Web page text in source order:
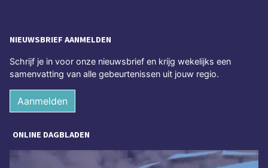
NIEUWSBRIEF AANMELDEN
Schrijf je in voor onze nieuwsbrief en krijg wekelijks een
samenvatting van alle gebeurtenissen uit jouw regio.
Aanmelden
ONLINE DAGBLADEN